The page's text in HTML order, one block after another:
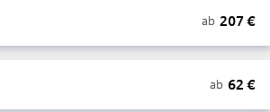
ab 207 €
ab 62 €